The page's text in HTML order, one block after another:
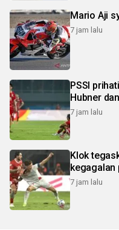
Mario Aji
7 jam lalu
PSSI
Hubner
7 jam lalu
Klok
kegagalan
7 jam lalu